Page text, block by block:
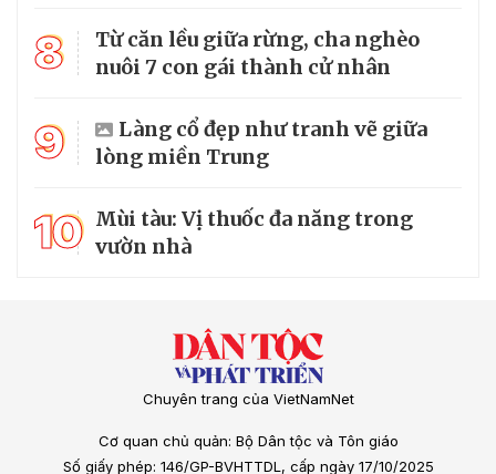
8
Từ căn lều giữa rừng, cha nghèo
nuôi 7 con gái thành cử nhân
9
Làng cổ đẹp như tranh vẽ giữa
lòng miền Trung
10 Mùi tàu: Vị thuốc đa năng trong
vườn nhà
Chuyên trang của VietNamNet
Cơ quan chủ quản: Bộ Dân tộc và Tôn giáo
Số giấy phép: 146/GP-BVHTTDL, cấp ngày 17/10/2025